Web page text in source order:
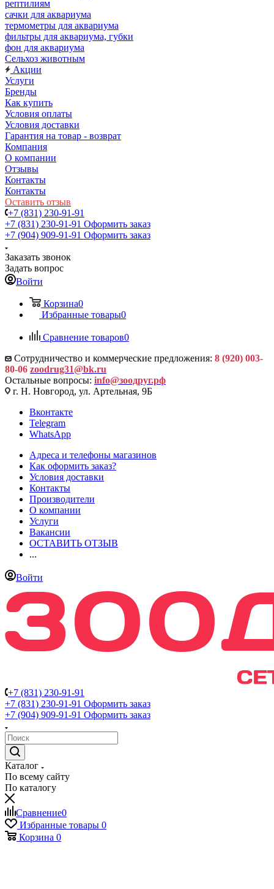
рептилиям
сачки для аквариума
термометры для аквариума
фильтры для аквариума, губки
фон для аквариума
Сельхоз животным
Акции
Услуги
Бренды
Как купить
Условия оплаты
Условия доставки
Гарантия на товар - возврат
Компания
О компании
Отзывы
Контакты
Контакты
Оставить отзыв
+7 (831) 230-91-91
+7 (831) 230-91-91 Оформить заказ
+7 (904) 909-91-91 Оформить заказ
Заказать звонок
Задать вопрос
Войти
Корзина0
Избранные товары0
Сравнение товаров0
Сотрудничество и коммерческие предложения: 8 (920) 003-
80-06 zoodrug31@bk.ru
Остальные вопросы: info@зоодруг.рф
г. Н. Новгород, ул. Артельная, 9Б
Вконтакте
Telegram
WhatsApp
Адреса и телефоны магазинов
Как оформить заказ?
Условия доставки
Контакты
Производители
О компании
Услуги
Вакансии
ОСТАВИТЬ ОТЗЫВ
...
Войти
+7 (831) 230-91-91
+7 (831) 230-91-91 Оформить заказ
+7 (904) 909-91-91 Оформить заказ
Каталог
По всему сайту
По каталогу
Сравнение0
Избранные товары 0
Корзина 0